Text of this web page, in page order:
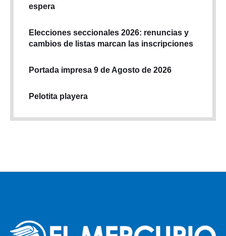
espera
Elecciones seccionales 2026: renuncias y
cambios de listas marcan las inscripciones
Portada impresa 9 de Agosto de 2026
Pelotita playera